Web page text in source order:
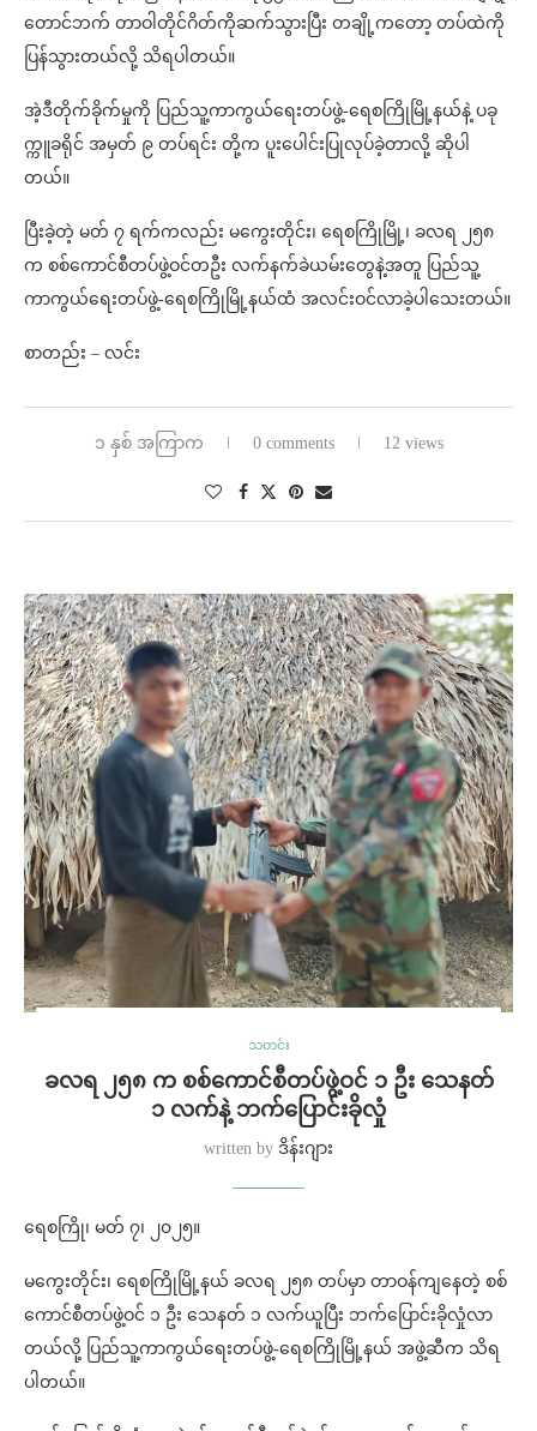
တောင်ဘက် တာဝါတိုင်ဂိတ်ကိုဆက်သွားပြီး တချို့ကတော့ တပ်ထဲကို
ပြန်သွားတယ်လို့ သိရပါတယ်။
အဲ့ဒီတိုက်ခိုက်မှုကို ပြည်သူ့ကာကွယ်ရေးတပ်ဖွဲ့-ရေစကြိုမြို့နယ်နဲ့ ပခု
က္ကူခရိုင် အမှတ် ၉ တပ်ရင်း တို့က ပူးပေါင်းပြုလုပ်ခဲ့တာလို့ ဆိုပါ
တယ်။
ပြီးခဲ့တဲ့ မတ် ၇ ရက်ကလည်း မကွေးတိုင်း၊ ရေစကြိုမြို့၊ ခလရ ၂၅၈
က စစ်ကောင်စီတပ်ဖွဲ့ဝင်တဦး လက်နက်ခဲယမ်းတွေနဲ့အတူ ပြည်သူ့
ကာကွယ်ရေးတပ်ဖွဲ့-ရေစကြိုမြို့နယ်ထံ အလင်းဝင်လာခဲ့ပါသေးတယ်။
စာတည်း – လင်း
၁ နှစ် အကြာက 0 comments 12 views
သတင်း
ခလရ ၂၅၈ က စစ်ကောင်စီတပ်ဖွဲ့ဝင် ၁ ဦး သေနတ်
၁ လက်နဲ့ ဘက်ပြောင်းခိုလှုံ
written by ဒိန်းဂျား
ရေစကြို၊ မတ် ၇၊ ၂၀၂၅။
မကွေးတိုင်း၊ ရေစကြိုမြို့နယ် ခလရ ၂၅၈ တပ်မှာ တာဝန်ကျနေတဲ့ စစ်
ကောင်စီတပ်ဖွဲ့ဝင် ၁ ဦး သေနတ် ၁ လက်ယူပြီး ဘက်ပြောင်းခိုလှုံလာ
တယ်လို့ ပြည်သူ့ကာကွယ်ရေးတပ်ဖွဲ့-ရေစကြိုမြို့နယ် အဖွဲ့ဆီက သိရ
ပါတယ်။